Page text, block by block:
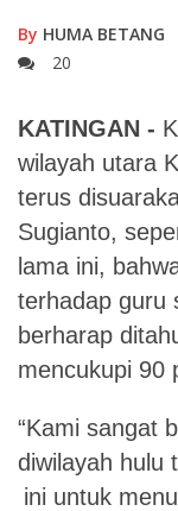
By HUMA BETANG
20
KATINGAN -
wilayah utara
terus
Sugianto,
lama ini,
terhadap guru
berharap
mencukupi 90
“Kami sangat
diwilayah hulu
ini untuk